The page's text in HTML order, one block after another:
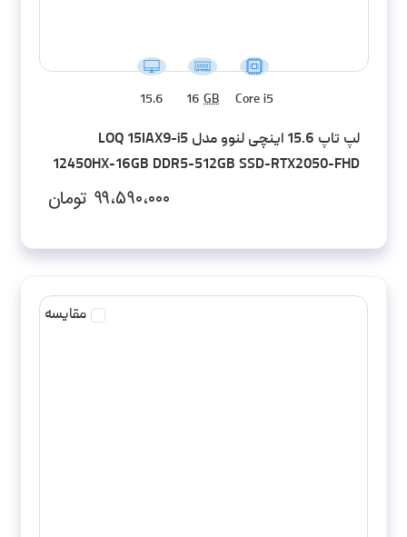
Core i5
16 GB
15.6
لپ تاپ 15.6 اینچی لنوو مدل LOQ 15IAX9-i5
12450HX-16GB DDR5-512GB SSD-RTX2050-FHD
۹۹،۵۹۰،۰۰۰ تومان
مقایسه